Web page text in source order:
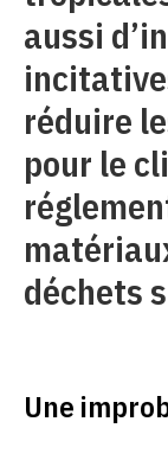
aussi
réduire
pour le
déchets
Une